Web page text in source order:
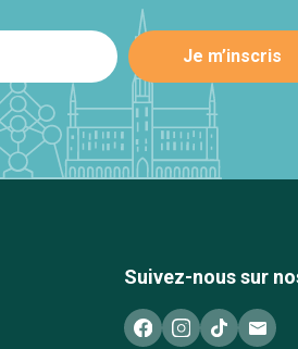
Suivez-nous sur